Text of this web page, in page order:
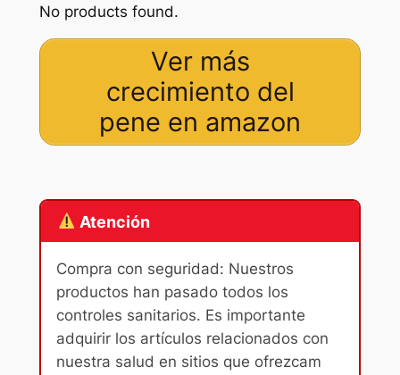
No products found.
Ver más
crecimiento del
pene en amazon
Atención
Compra con seguridad: Nuestros
productos han pasado todos los
controles sanitarios. Es importante
adquirir los artículos relacionados con
nuestra salud en sitios que ofrezcam